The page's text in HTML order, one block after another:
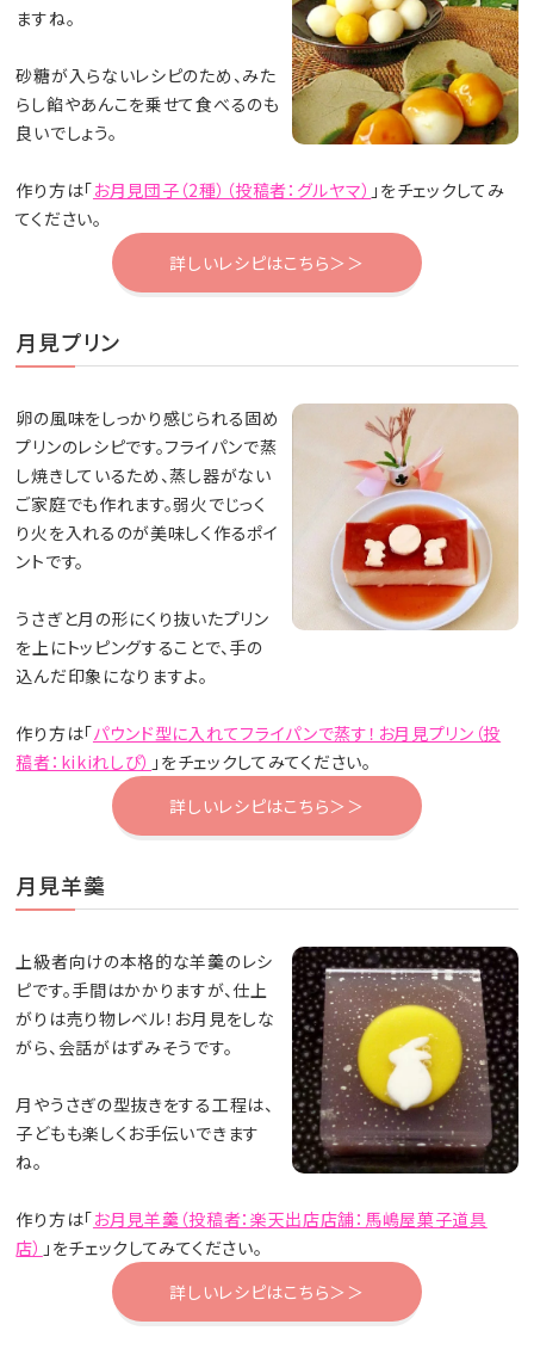
ますね。
砂糖が入らないレシピのため、みた
らし餡やあんこを乗せて食べるのも
良いでしょう。
作り方は「お月見団子（2種）（投稿者：グルヤマ） 」をチェックしてみ
てください。
詳しいレシピはこちら＞＞
月見プリン
卵の風味をしっかり感じられる固め
プリンのレシピです。フライパンで蒸
し焼きしているため、蒸し器がない
ご家庭でも作れます。弱火でじっく
り火を入れるのが美味しく作るポイ
ントです。
うさぎと月の形にくり抜いたプリン
を上にトッピングすることで、手の
込んだ印象になりますよ。
作り方は「パウンド型に入れてフライパンで蒸す！お月見プリン（投
稿者：kikiれしぴ） 」をチェックしてみてください。
詳しいレシピはこちら＞＞
月見羊羹
上級者向けの本格的な羊羹のレシ
ピです。手間はかかりますが、仕上
がりは売り物レベル！お月見をしな
がら、会話がはずみそうです。
月やうさぎの型抜きをする工程は、
子どもも楽しくお手伝いできます
ね。
作り方は「お月見羊羹（投稿者：楽天出店店舗：馬嶋屋菓子道具
店） 」をチェックしてみてください。
詳しいレシピはこちら＞＞